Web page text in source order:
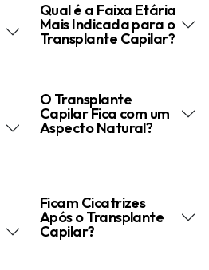
Qual é a Faixa Etária
Mais Indicada para o
Transplante Capilar?
O Transplante
Capilar Fica com um
Aspecto Natural?
Ficam Cicatrizes
Após o Transplante
Capilar?